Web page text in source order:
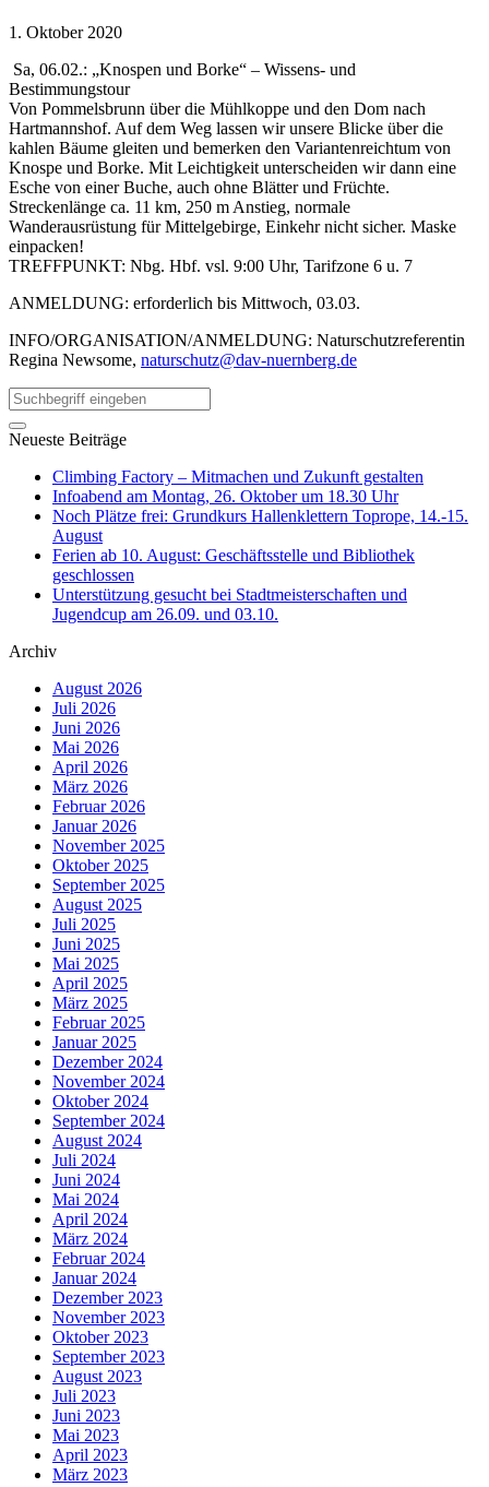
1. Oktober 2020
Sa, 06.02.: „Knospen und Borke“ – Wissens- und
Bestimmungstour
Von Pommelsbrunn über die Mühlkoppe und den Dom nach
Hartmannshof. Auf dem Weg lassen wir unsere Blicke über die
kahlen Bäume gleiten und bemerken den Variantenreichtum von
Knospe und Borke. Mit Leichtigkeit unterscheiden wir dann eine
Esche von einer Buche, auch ohne Blätter und Früchte.
Streckenlänge ca. 11 km, 250 m Anstieg, normale
Wanderausrüstung für Mittelgebirge, Einkehr nicht sicher. Maske
einpacken!
TREFFPUNKT: Nbg. Hbf. vsl. 9:00 Uhr, Tarifzone 6 u. 7
ANMELDUNG: erforderlich bis Mittwoch, 03.03.
INFO/ORGANISATION/ANMELDUNG: Naturschutzreferentin
Regina Newsome, naturschutz@dav-nuernberg.de
Neueste Beiträge
Climbing Factory – Mitmachen und Zukunft gestalten
Infoabend am Montag, 26. Oktober um 18.30 Uhr
Noch Plätze frei: Grundkurs Hallenklettern Toprope, 14.-15.
August
Ferien ab 10. August: Geschäftsstelle und Bibliothek
geschlossen
Unterstützung gesucht bei Stadtmeisterschaften und
Jugendcup am 26.09. und 03.10.
Archiv
August 2026
Juli 2026
Juni 2026
Mai 2026
April 2026
März 2026
Februar 2026
Januar 2026
November 2025
Oktober 2025
September 2025
August 2025
Juli 2025
Juni 2025
Mai 2025
April 2025
März 2025
Februar 2025
Januar 2025
Dezember 2024
November 2024
Oktober 2024
September 2024
August 2024
Juli 2024
Juni 2024
Mai 2024
April 2024
März 2024
Februar 2024
Januar 2024
Dezember 2023
November 2023
Oktober 2023
September 2023
August 2023
Juli 2023
Juni 2023
Mai 2023
April 2023
März 2023